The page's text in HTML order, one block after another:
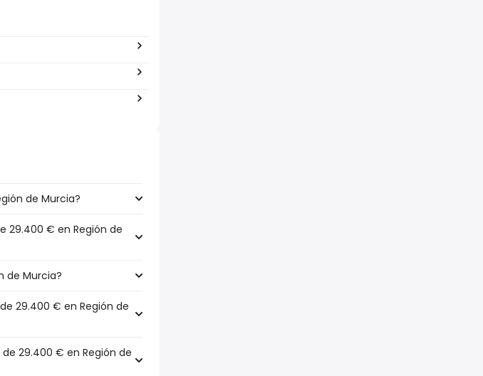
de Murcia?
29.400 € en Región de
de Murcia?
29.400 € en Región de
29.400 € en Región de